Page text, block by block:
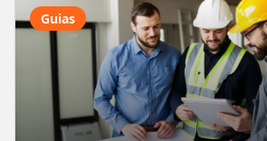
Guias